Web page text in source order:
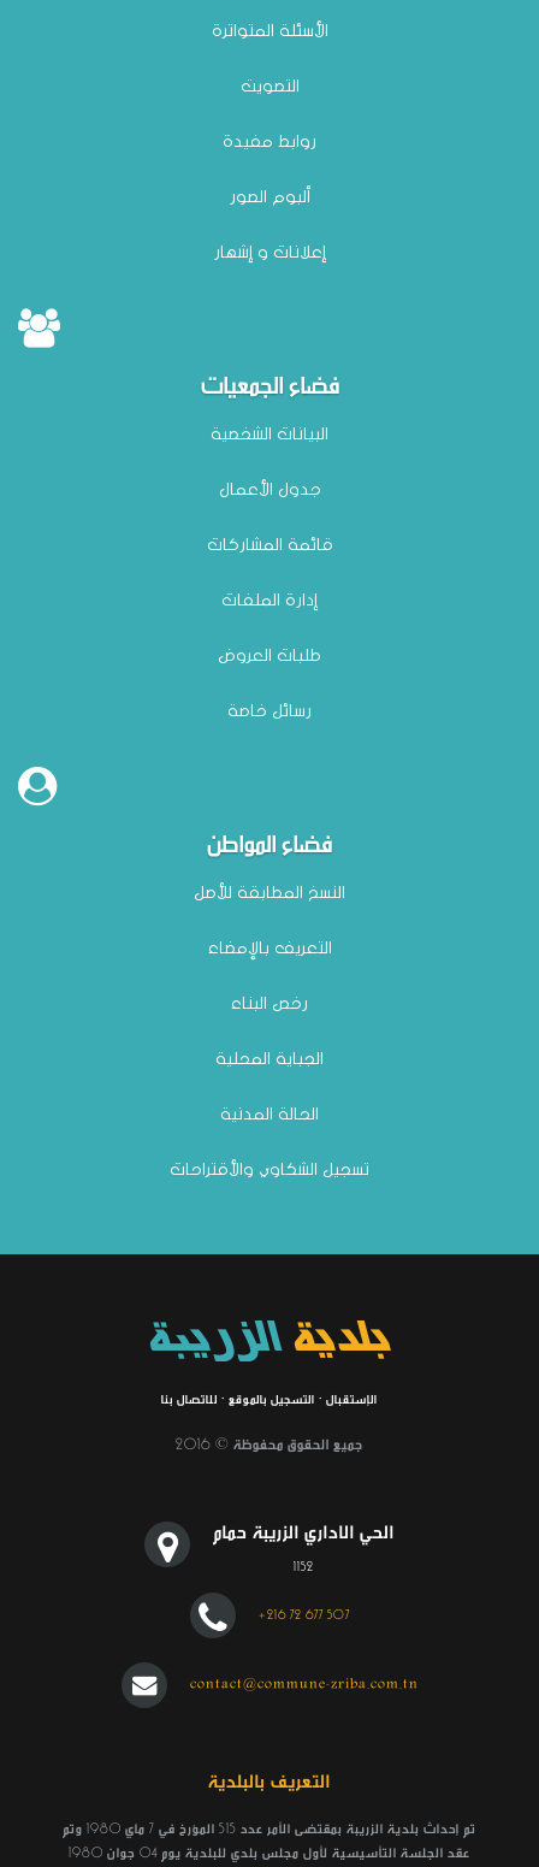
الأسئلة المتواترة
التصويت
روابط مفيدة
ألبوم الصور
إعلانات و إشهار
فضاء الجمعيات
البيانات الشخصية
جدول الأعمال
قائمة المشاركات
إدارة الملفات
طلبات العروض
رسائل خاصة
فضاء المواطن
النسخ المطابقة للأصل
التعريف بالإمضاء
رخص البناء
الجباية المحلية
الحالة المدنية
تسجيل الشكاوي والأقتراحات
بلديةالزريبة
للاتصال بنا · التسجيل بالموقع · الإستقبال
جميع الحقوق محفوظة © 2016
الحي الاداري الزريبة حمام
1152
+216 72 677 507
contact@commune-zriba.com.tn
التعريف بالبلدية
تم إحداث بلدية الزريبة بمقتضى الأمر عدد 515 المؤرخ في 7 ماي 1980 وتم
عقد الجلسة التأسيسية لأول مجلس بلدي للبلدية يوم 04 جوان 1980